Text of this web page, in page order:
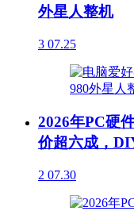
外星人整机
3 07.25
2026年PC硬
价超六成，
2 07.30